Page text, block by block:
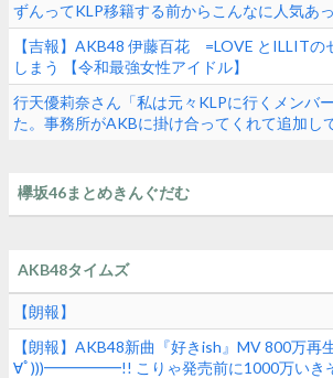
ずんってKLP移籍する前からこんなに人気あ
【吉報】AKB48 伊藤百花 =LOVE とILLITの
しまう 【令和最強女性アイドル】
行天優莉奈さん「私は元々KLPに行くメンバ
た。事務所がAKBに掛け合ってくれて追加し
欅坂46まとめきんぐだむ
AKB48タイムズ
【朗報】
【朗報】AKB48新曲『好きish』MV 800万
∀ﾟ)))━━━━━!! こりゃ発売前に1000万いき